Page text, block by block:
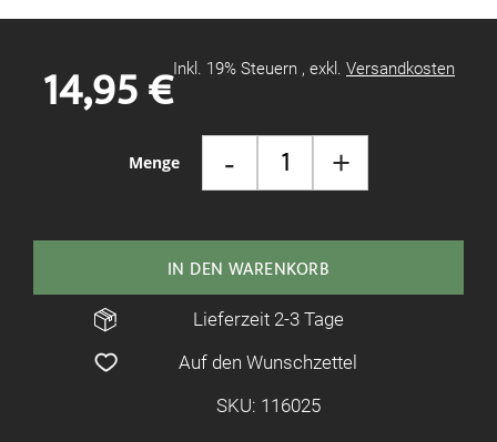
Menge - +
14,95 €Inkl. 19% Steuern , exkl. Versandkosten
IN DEN WARENKORB
Lieferzeit 2-3 Tage
Auf den Wunschzettel
SKU: 116025
springen